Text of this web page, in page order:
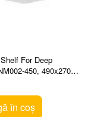
For Deep
450, 490x270
în coș